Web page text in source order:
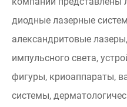
диодные лазерные
александритовые
импульсного света,
фигуры, криоаппараты,
системы,